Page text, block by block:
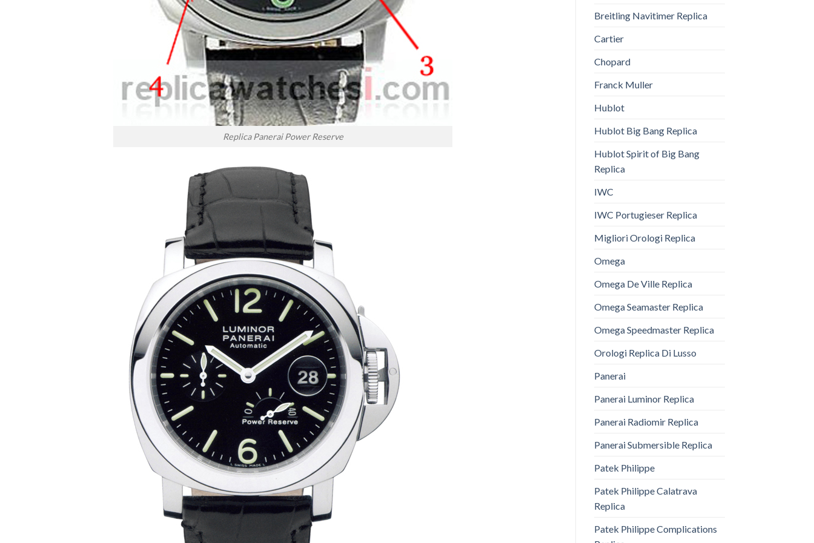
Replica Panerai Power Reserve
Breitling Navitimer Replica
Cartier
Chopard
Franck Muller
Hublot
Hublot Big Bang Replica
Hublot Spirit of Big Bang
Replica
IWC
IWC Portugieser Replica
Migliori Orologi Replica
Omega
Omega De Ville Replica
Omega Seamaster Replica
Omega Speedmaster Replica
Orologi Replica Di Lusso
Panerai
Panerai Luminor Replica
Panerai Radiomir Replica
Panerai Submersible Replica
Patek Philippe
Patek Philippe Calatrava
Replica
Patek Philippe Complications